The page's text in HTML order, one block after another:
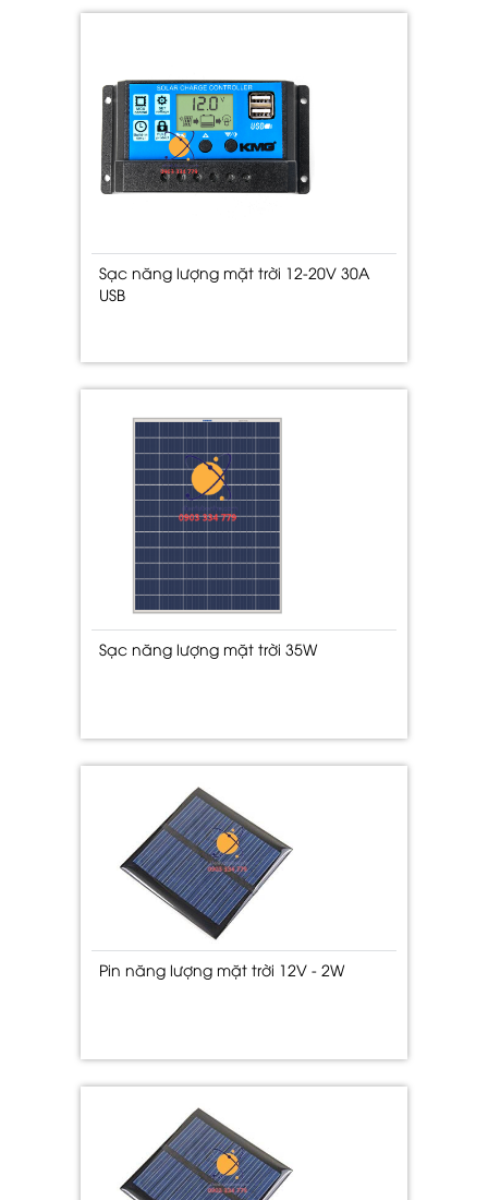
Sạc năng lượng mặt trời 12-20V 30A
USB
Sạc năng lượng mặt trời 35W
Pin năng lượng mặt trời 12V - 2W